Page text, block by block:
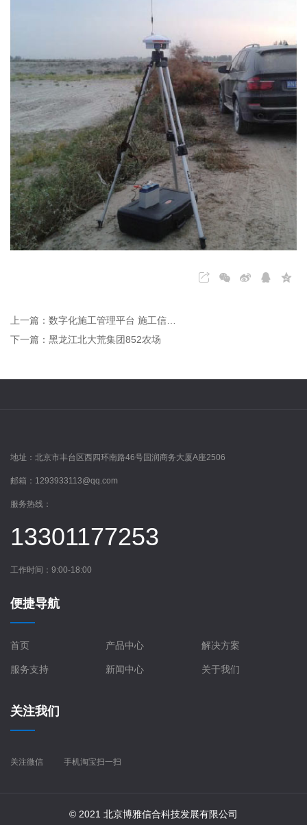
下一篇：黑龙江北大荒集团852农场
地址： 北京市丰台区西四环南路46号国润商务大厦A座2506
邮箱： 1293933113@qq.com
服务热线：
13301177253
工作时间：9:00-18:00
便捷导航
首页 产品中心 解决方案
服务支持 新闻中心 关于我们
关注我们
关注微信 手机淘宝扫一扫
© 2021 北京博雅信合科技发展有限公司